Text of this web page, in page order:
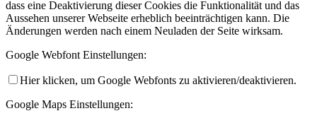
dass eine Deaktivierung dieser Cookies die Funktionalität und das
Aussehen unserer Webseite erheblich beeinträchtigen kann. Die
Änderungen werden nach einem Neuladen der Seite wirksam.
Google Webfont Einstellungen:
Hier klicken, um Google Webfonts zu aktivieren/deaktivieren.
Google Maps Einstellungen: